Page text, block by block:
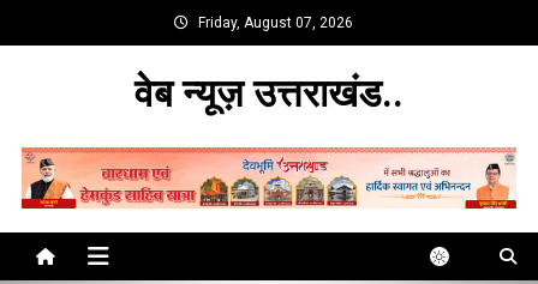
to
Friday, August 07, 2026
वेब न्यूज़ उत्तराखंड..